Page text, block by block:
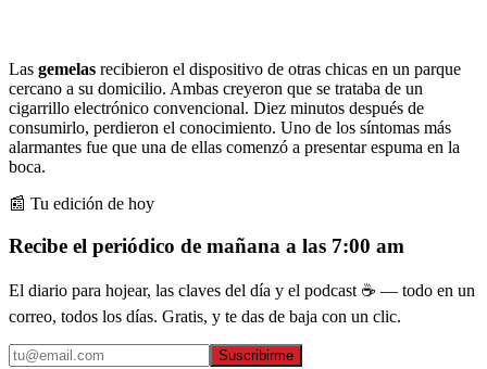
Las gemelas recibieron el dispositivo de otras chicas en un parque
cercano a su domicilio. Ambas creyeron que se trataba de un
cigarrillo electrónico convencional. Diez minutos después de
consumirlo, perdieron el conocimiento. Uno de los síntomas más
alarmantes fue que una de ellas comenzó a presentar espuma en la
boca.
📰 Tu edición de hoy
Recibe el periódico de mañana a las 7:00 am
El diario para hojear, las claves del día y el podcast ☕ — todo en un
correo, todos los días. Gratis, y te das de baja con un clic.
Suscribirme